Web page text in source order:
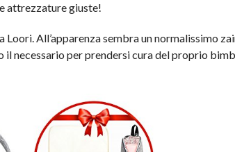
attrezzature giuste!
All’apparenza sembra un normalissimo
necessario per prendersi cura del proprio